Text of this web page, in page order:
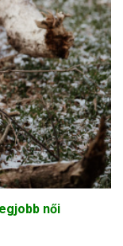
női